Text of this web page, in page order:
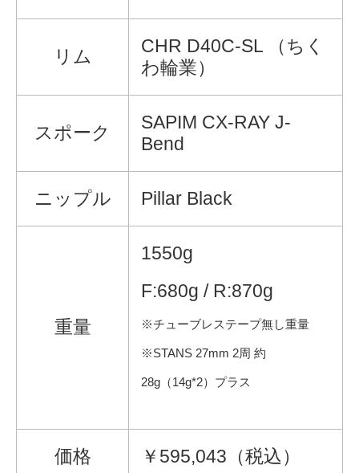
リム
CHR D40C-SL （ちく
わ輪業）
スポーク
SAPIM CX-RAY J-
Bend
ニップル Pillar Black
重量
1550g
F:680g / R:870g
※チューブレステープ無し重量
※STANS 27mm 2周 約
28g（14g*2）プラス
価格 ￥595,043（税込）